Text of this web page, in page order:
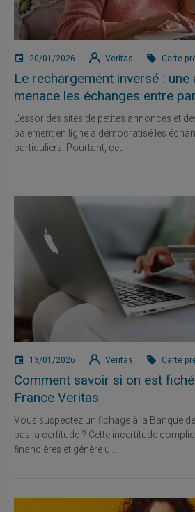
20/01/2026 Veritas Carte
Le rechargement inversé : une
menace les échanges entre
L'essor des sites de petites annonces et
paiement en ligne a démocratisé les
particuliers. Pourtant, cet...
13/01/2026 Veritas Carte
Comment savoir si on est
France Veritas
Vous suspectez un fichage à la Banque
pas la certitude ? Cette incertitude
financières et génère u...